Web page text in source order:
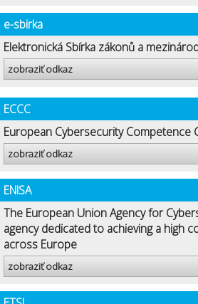
e-sbirka
Elektronická Sbírka zákonů a
zobraziť odkaz
ECCC
European Cybersecurity Competence
zobraziť odkaz
ENISA
The European Union Agency for
agency dedicated to achieving a high
across Europe
zobraziť odkaz